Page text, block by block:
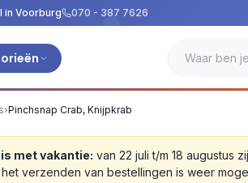
in Voorburg 070 - 387 7626
›Pinchsnap Crab, Knijpkrab
met vakantie: van 22 juli t/m 18 augustus
verzenden van bestellingen is weer